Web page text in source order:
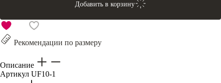
Добавить в корзину
Рекомендации по размеру
Описание
Артикул UF10-1